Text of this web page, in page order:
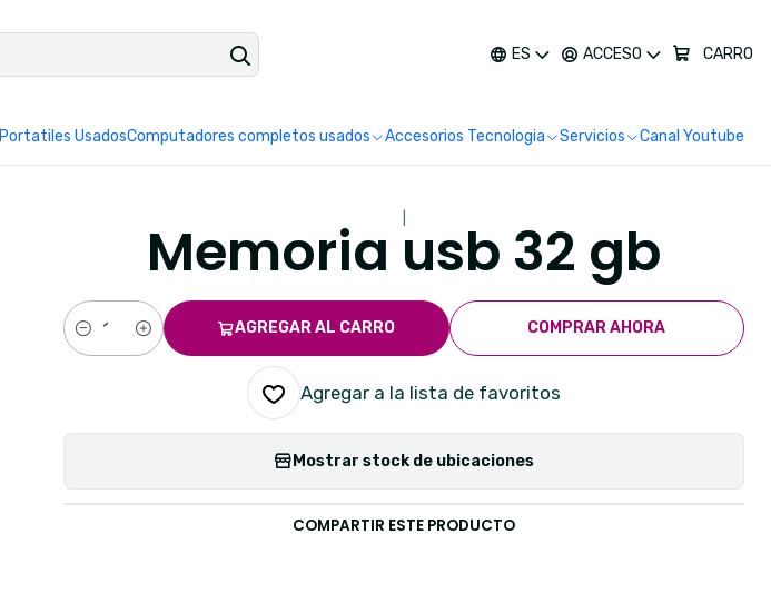
ES ACCESO CARRO
Portatiles UsadosComputadores completos usados Accesorios Tecnologia Servicios Canal Youtube
Memoria usb 32 gb
Cantidad
AGREGAR AL CARRO COMPRAR AHORA
Agregar a la lista de favoritos
Mostrar stock de ubicaciones
COMPARTIR ESTE PRODUCTO